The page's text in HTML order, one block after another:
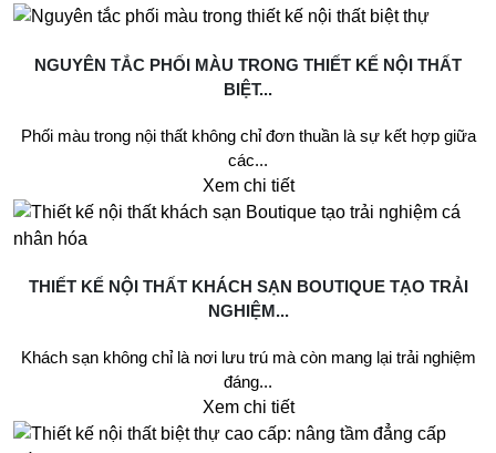
NGUYÊN TẮC PHỐI MÀU TRONG THIẾT KẾ NỘI THẤT
BIỆT...
Phối màu trong nội thất không chỉ đơn thuần là sự kết hợp giữa
các...
Xem chi tiết
THIẾT KẾ NỘI THẤT KHÁCH SẠN BOUTIQUE TẠO TRẢI
NGHIỆM...
Khách sạn không chỉ là nơi lưu trú mà còn mang lại trải nghiệm
đáng...
Xem chi tiết